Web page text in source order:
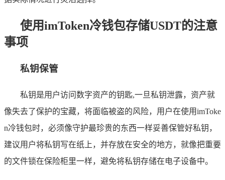
使用imToken冷钱包存储USDT的注意
事项
私钥保管
私钥是用户访问数字资产的钥匙,一旦私钥泄露，资产就
像失去了保护的宝藏，将面临被盗的风险，用户在使用imToke
n冷钱包时，必须像守护最珍贵的东西一样妥善保管好私钥，
建议用户将私钥写在纸上，并存放在安全的地方，就像把重要
的文件锁在保险柜里一样，避免将私钥存储在电子设备中。